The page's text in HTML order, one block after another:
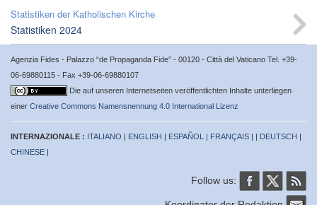
Statistiken der Katholischen Kirche
Statistiken 2024
Agenzia Fides - Palazzo “de Propaganda Fide” - 00120 - Città del Vaticano Tel. +39-
06-69880115 - Fax +39-06-69880107
Die auf unseren Internetseiten veröffentlichten Inhalte unterliegen
einer Creative Commons Namensnennung 4.0 International Lizenz
INTERNAZIONALE : ITALIANO | ENGLISH | ESPAÑOL | FRANÇAIS | | DEUTSCH |
CHINESE |
Follow us: